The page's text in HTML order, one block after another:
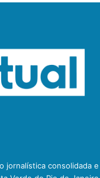
jornalística consolidada